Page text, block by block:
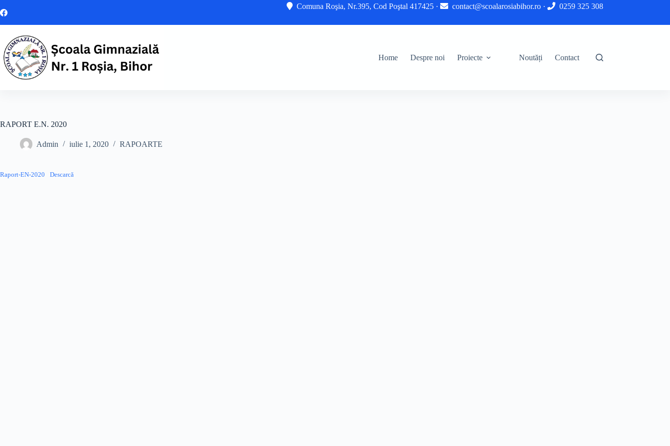
la
Comuna Roşia, Nr.395, Cod Poştal 417425 · contact@scoalarosiabihor.ro· 0259 325 308
Home Despre noi Proiecte Noutăți Contact
RAPORT E.N. 2020
Admin iulie 1, 2020 RAPOARTE
Raport-EN-2020 Descarcă